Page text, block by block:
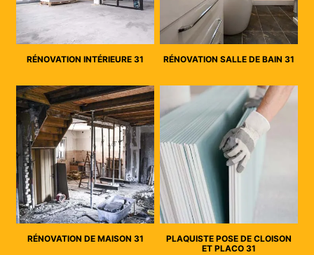
RÉNOVATION INTÉRIEURE 31 RÉNOVATION SALLE DE BAIN 31
RÉNOVATION DE MAISON 31
PLAQUISTE POSE DE CLOISON
ET PLACO 31